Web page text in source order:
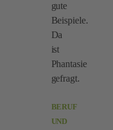
gute
Beispiele.
Da
ist
Phantasie
gefragt.
BERUF
UND